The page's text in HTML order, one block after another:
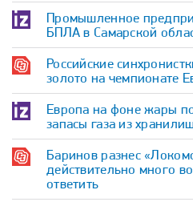
Промышленное
БПЛА в Самарской
Российские
золото на чемпионате
Европа на фоне жары
запасы газа из
Баринов разнес
действительно много
ответить